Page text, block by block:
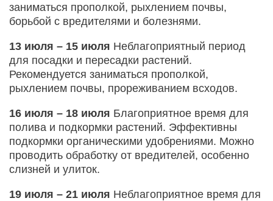
заниматься прополкой, рыхлением почвы,
борьбой с вредителями и болезнями.
13 июля – 15 июля Неблагоприятный период
для посадки и пересадки растений.
Рекомендуется заниматься прополкой,
рыхлением почвы, прореживанием всходов.
16 июля – 18 июля Благоприятное время для
полива и подкормки растений. Эффективны
подкормки органическими удобрениями. Можно
проводить обработку от вредителей, особенно
слизней и улиток.
19 июля – 21 июля Неблагоприятное время для